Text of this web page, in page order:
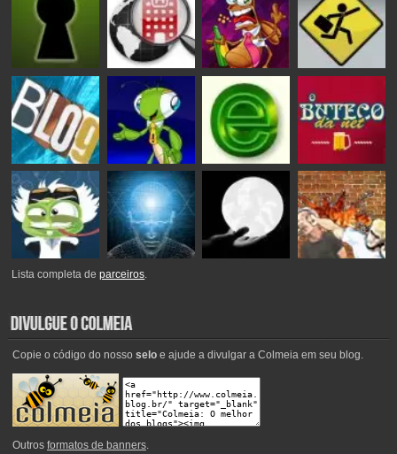
Lista completa deparceiros.
Copie o código do nosso seloe ajude a divulgar a Colmeia em seu blog.
Outros formatos de banners.